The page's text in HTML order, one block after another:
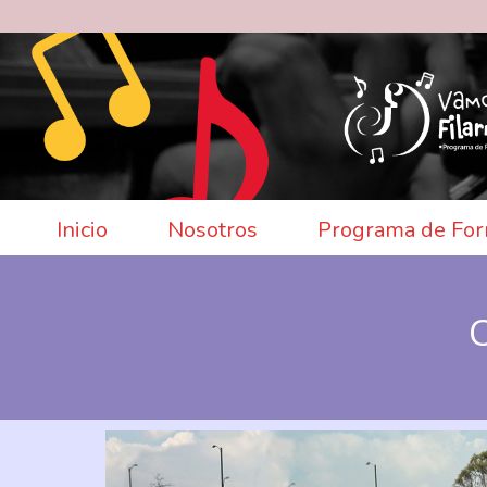
Inicio Nosotros Programa de